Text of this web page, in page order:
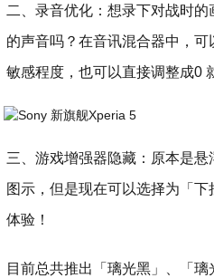
二、录音优化：想录下对战时
的声音吗？在音讯混合器中，
敏感程度，也可以直接调整成0
三、游戏增强器隐藏：原本是悬
图示，但是现在可以选择为「
体验！
目前总共推出「璃光黑」、「